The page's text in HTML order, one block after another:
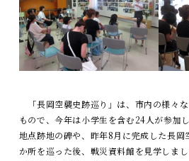
「長岡空襲史跡巡り」は、市内の様々
もので、今年は小学生を含む24人が参加
地点跡地の碑や、昨年8月に完成した長岡
か所を巡った後、戦災資料館を見学しま